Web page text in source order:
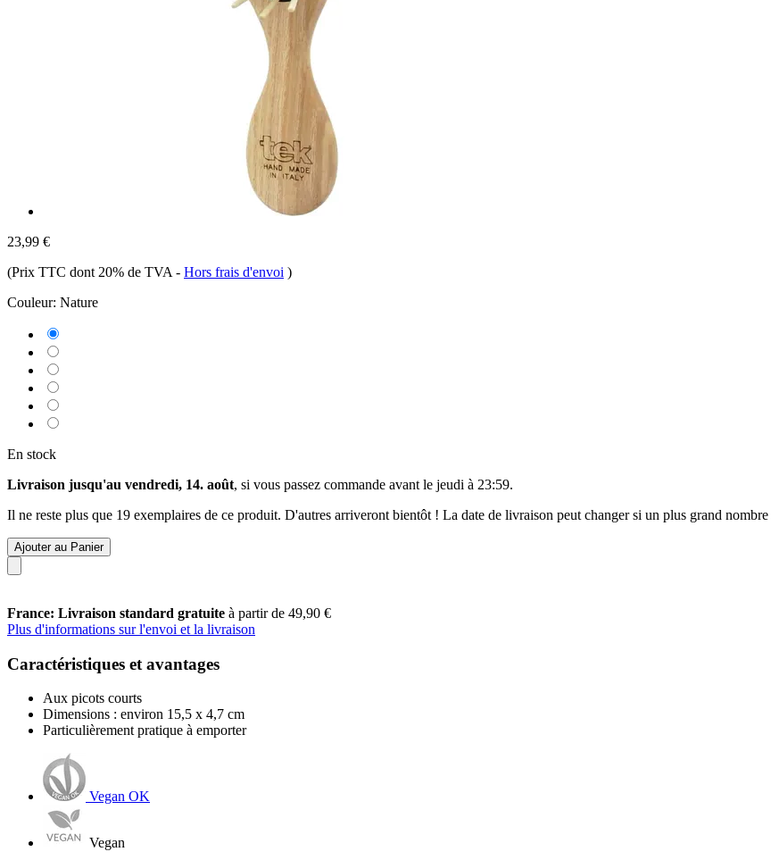
23,99 €
(Prix TTC dont 20% de TVA - Hors frais d'envoi )
Couleur: Nature
En stock
Livraison jusqu'au vendredi, 14. août, si vous passez commande avant le jeudi à 23:59.
Il ne reste plus que 19 exemplaires de ce produit. D'autres arriveront bientôt ! La date de livraison peut changer si un plus grand nombre
Ajouter au Panier
France: Livraison standard gratuite à partir de 49,90 €
Plus d'informations sur l'envoi et la livraison
Caractéristiques et avantages
Aux picots courts
Dimensions : environ 15,5 x 4,7 cm
Particulièrement pratique à emporter
Vegan OK
Vegan